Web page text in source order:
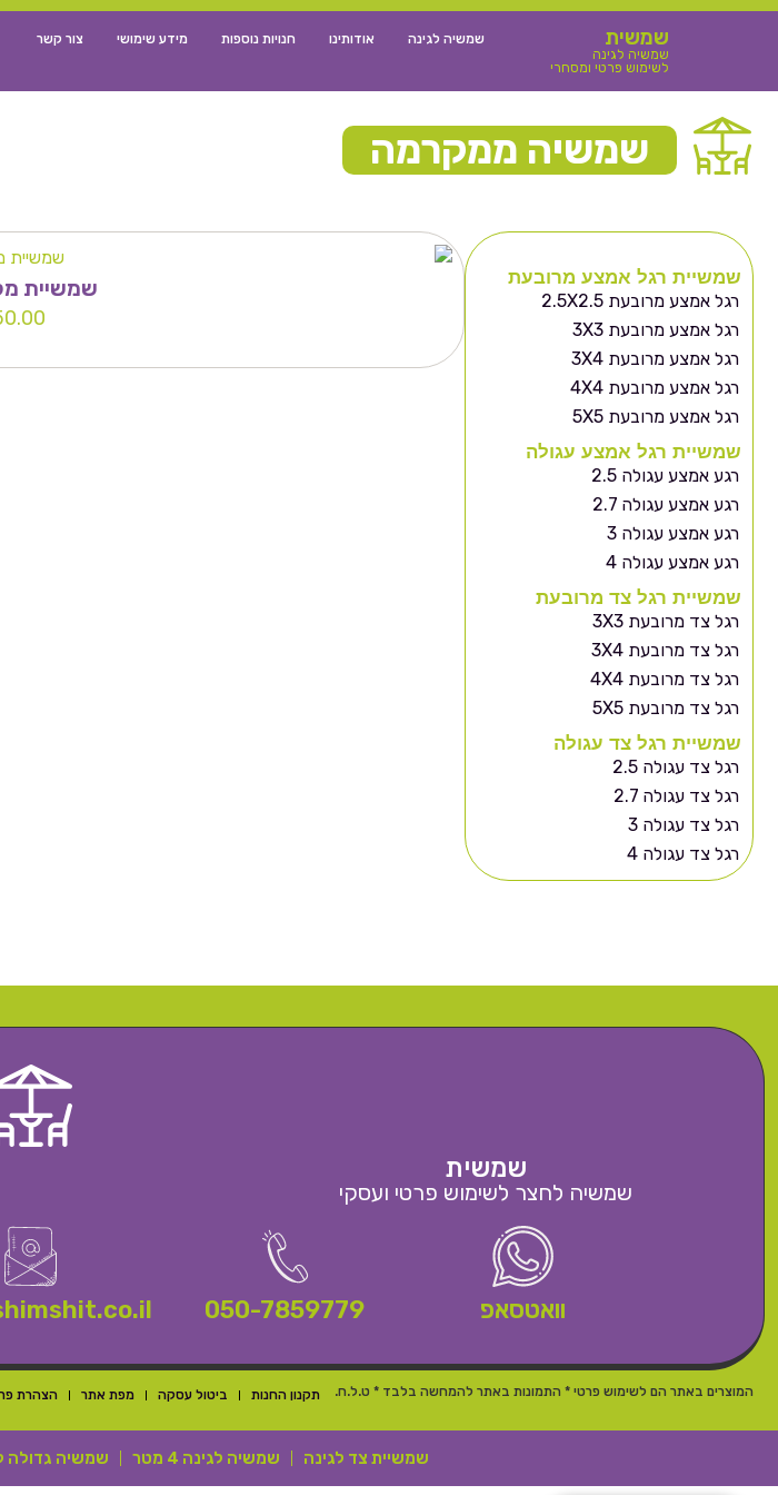
שמשית
שמשיה לגינה
לשימוש פרטי ומסחרי
שמשיה לגינה אודותינו חנויות נוספות מידע שימושי צור קשר
שמשיה ממקרמה
שמשיית רגל אמצע מרובעת
רגל אמצע מרובעת 2.5X2.5
רגל אמצע מרובעת 3X3
רגל אמצע מרובעת 3X4
רגל אמצע מרובעת 4X4
רגל אמצע מרובעת 5X5
שמשיית רגל אמצע עגולה
רגע אמצע עגולה 2.5
רגע אמצע עגולה 2.7
רגע אמצע עגולה 3
רגע אמצע עגולה 4
שמשיית רגל צד מרובעת
רגל צד מרובעת 3X3
רגל צד מרובעת 3X4
רגל צד מרובעת 4X4
רגל צד מרובעת 5X5
שמשיית רגל צד עגולה
רגל צד עגולה 2.5
רגל צד עגולה 2.7
רגל צד עגולה 3
רגל צד עגולה 4
שמשיית
שמשיה לחצר לשימוש פרטי ועסקי
שמשית
וואטסאפ 050-7859779
המוצרים באתר הם לשימוש פרטי * התמונות באתר להמחשה בלבד * ט.ל.ח. תקנון החנות ביטול עסקה מפת אתר הצהרת
שמשיית צד לגינה שמשיה לגינה 4 מטר שמשיה גדולה